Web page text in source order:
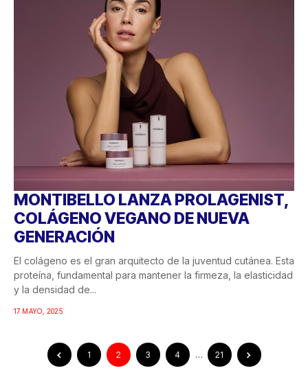
MONTIBELLO LANZA PROLAGENIST,
COLÁGENO VEGANO DE NUEVA
GENERACIÓN
El colágeno es el gran arquitecto de la juventud cutánea. Esta
proteína, fundamental para mantener la firmeza, la elasticidad
y la densidad de...
17 MAYO, 2025
1 2 3 4 … 21